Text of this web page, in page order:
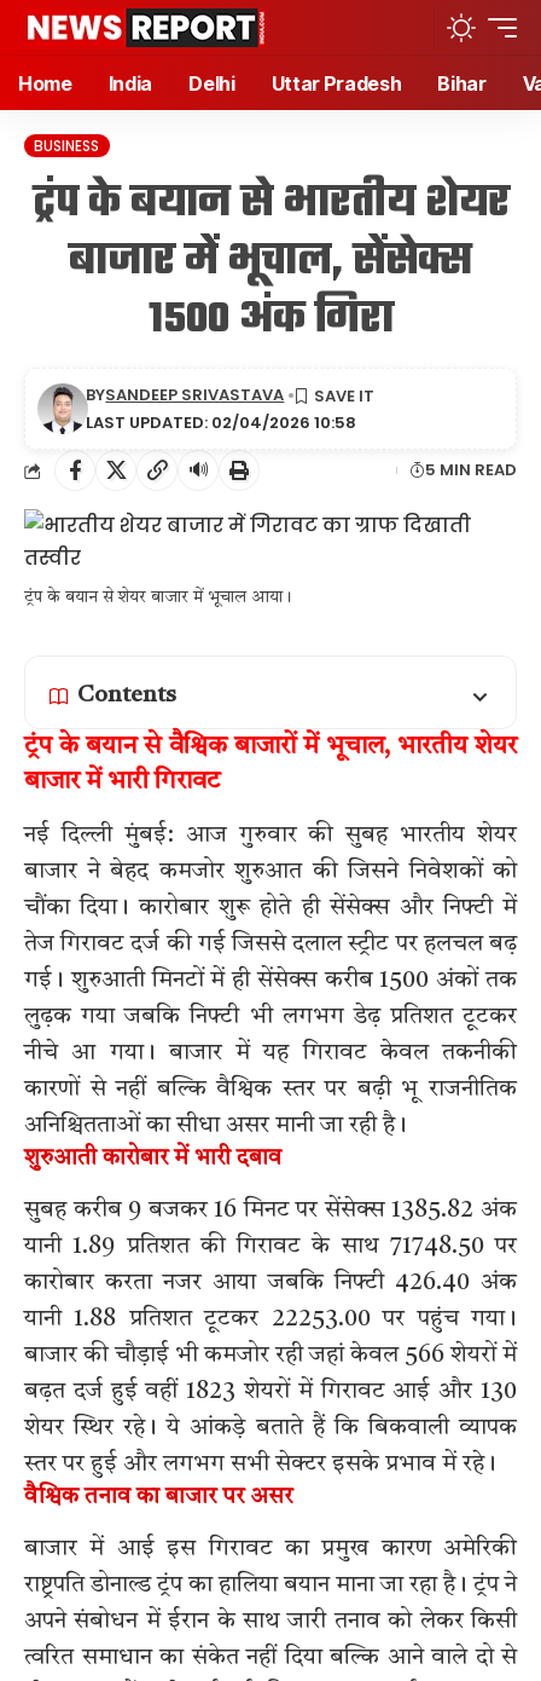
Home India Delhi Uttar Pradesh Bihar
BUSINESS
ट्रंप के बयान से भारतीय शेयर
बाजार में भूचाल, सेंसेक्स
1500 अंक गिरा
LAST UPDATED: 02/04/2026 10:58
BYSANDEEP SRIVASTAVA
🔊 5 MIN READ
ट्रंप के बयान से शेयर बाजार में भूचाल आया।
Contents
ट्रंप के बयान से वैश्विक बाजारों में भूचाल, भारतीय शेयर
बाजार में भारी गिरावट
नई दिल्ली मुंबई: आज गुरुवार की सुबह भारतीय शेयर
बाजार ने बेहद कमजोर शुरुआत की जिसने निवेशकों को
चौंका दिया। कारोबार शुरू होते ही सेंसेक्स और निफ्टी में
तेज गिरावट दर्ज की गई जिससे दलाल स्ट्रीट पर हलचल बढ़
गई। शुरुआती मिनटों में ही सेंसेक्स करीब 1500 अंकों तक
लुढ़क गया जबकि निफ्टी भी लगभग डेढ़ प्रतिशत टूटकर
नीचे आ गया। बाजार में यह गिरावट केवल तकनीकी
कारणों से नहीं बल्कि वैश्विक स्तर पर बढ़ी भू राजनीतिक
अनिश्चितताओं का सीधा असर मानी जा रही है।
शुरुआती कारोबार में भारी दबाव
सुबह करीब 9 बजकर 16 मिनट पर सेंसेक्स 1385.82 अंक
यानी 1.89 प्रतिशत की गिरावट के साथ 71748.50 पर
कारोबार करता नजर आया जबकि निफ्टी 426.40 अंक
यानी 1.88 प्रतिशत टूटकर 22253.00 पर पहुंच गया।
बाजार की चौड़ाई भी कमजोर रही जहां केवल 566 शेयरों में
बढ़त दर्ज हुई वहीं 1823 शेयरों में गिरावट आई और 130
शेयर स्थिर रहे। ये आंकड़े बताते हैं कि बिकवाली व्यापक
स्तर पर हुई और लगभग सभी सेक्टर इसके प्रभाव में रहे।
वैश्विक तनाव का बाजार पर असर
बाजार में आई इस गिरावट का प्रमुख कारण अमेरिकी
राष्ट्रपति डोनाल्ड ट्रंप का हालिया बयान माना जा रहा है। ट्रंप ने
अपने संबोधन में ईरान के साथ जारी तनाव को लेकर किसी
त्वरित समाधान का संकेत नहीं दिया बल्कि आने वाले दो से